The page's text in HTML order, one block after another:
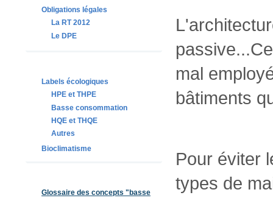
Obligations légales
La RT 2012
Le DPE
Labels écologiques
HPE et THPE
Basse consommation
HQE et THQE
Autres
Bioclimatisme
Glossaire des concepts "basse
mal
bâtiments
Pour éviter
types de